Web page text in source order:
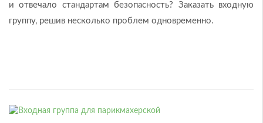
и отвечало стандартам безопасность? Заказать входную
группу, решив несколько проблем одновременно.